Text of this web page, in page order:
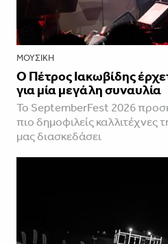
ΜΟΥΣΙΚΉ
Ο Πέτρος Ιακωβίδης
για μία μεγάλη συναυλία
Το SeptemberFest 2026
πιο δημοφιλείς καλλιτέχνες
μας διασκεδάσει